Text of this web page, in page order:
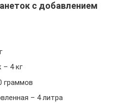
с добавлением
– 4 кг
граммов
– 4 литра